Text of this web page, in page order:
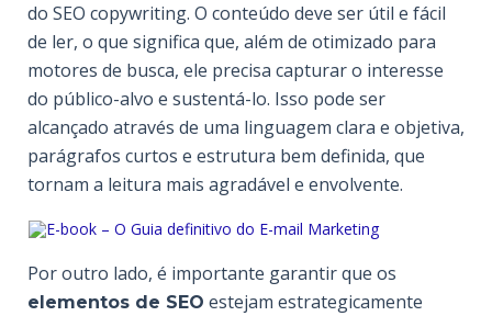
do SEO copywriting. O conteúdo deve ser útil e fácil
de ler, o que significa que, além de otimizado para
motores de busca, ele precisa capturar o interesse
do público-alvo e sustentá-lo. Isso pode ser
alcançado através de uma linguagem clara e objetiva,
parágrafos curtos e estrutura bem definida, que
tornam a leitura mais agradável e envolvente.
Por outro lado, é importante garantir que os
elementos de SEO estejam estrategicamente